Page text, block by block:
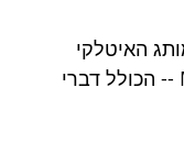
האיטלקי
נטול הגלוטן מולינו-- MOLINO -- הכולל דברי